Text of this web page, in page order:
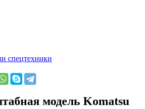
модель Komatsu